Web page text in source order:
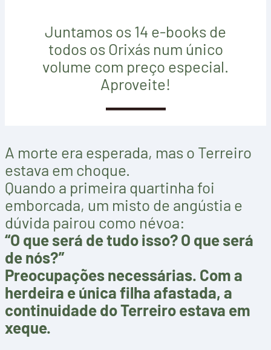
Juntamos os 14 e-books de
todos os Orixás num único
volume com preço especial.
Aproveite!
A morte era esperada, mas o Terreiro
estava em choque.
Quando a primeira quartinha foi
emborcada, um misto de angústia e
dúvida pairou como névoa:
“O que será de tudo isso? O que será
de nós?”
Preocupações necessárias. Com a
herdeira e única filha afastada, a
continuidade do Terreiro estava em
xeque.